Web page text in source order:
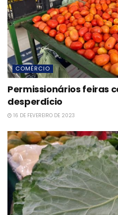
COMÉRCIO
Permissionários feiras
desperdício
16 DE FEVEREIRO DE 2023